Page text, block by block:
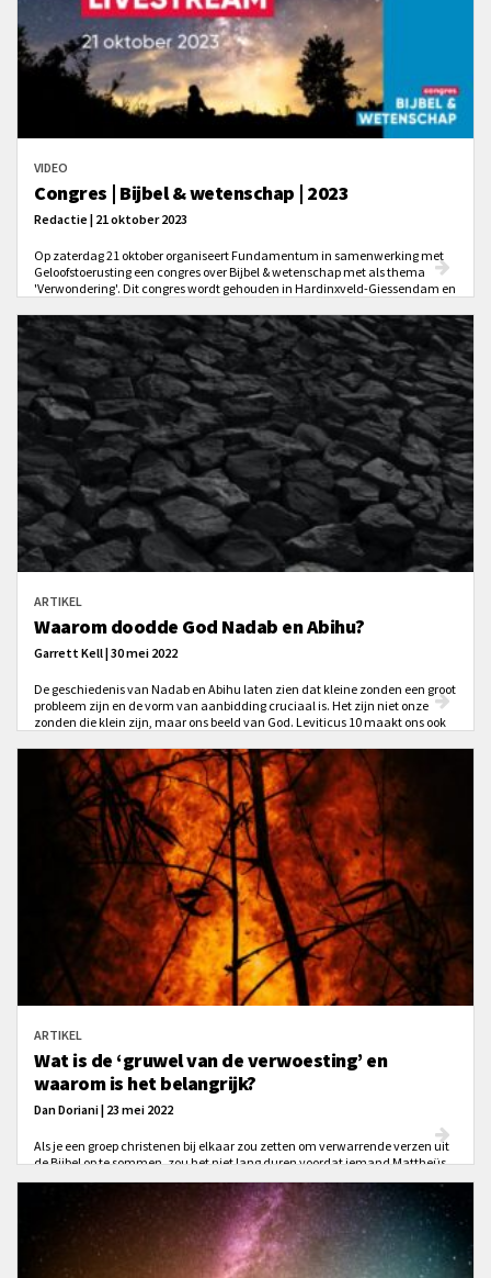
VIDEO
Congres | Bijbel & wetenschap | 2023
Redactie | 21 oktober 2023
Op zaterdag 21 oktober organiseert Fundamentum in samenwerking met
Geloofstoerusting een congres over Bijbel & wetenschap met als thema
'Verwondering'. Dit congres wordt gehouden in Hardinxveld-Giessendam en
ARTIKEL
Waarom doodde God Nadab en Abihu?
Garrett Kell | 30 mei 2022
De geschiedenis van Nadab en Abihu laten zien dat kleine zonden een groot
probleem zijn en de vorm van aanbidding cruciaal is. Het zijn niet onze
zonden die klein zijn, maar ons beeld van God. Leviticus 10 maakt ons ook
... hebben ... Jezus ... nodig!
ARTIKEL
Wat is de ‘gruwel van de verwoesting’ en
waarom is het belangrijk?
Dan Doriani | 23 mei 2022
Als je een groep christenen bij elkaar zou zetten om verwarrende verzen uit
de Bijbel op te sommen, zou het niet lang duren voordat iemand Mattheüs
gesproken is door de profeet Daniël, zult zien staan op de heilige plaats - laat
hij die het leest, daarop letten! - laten dan zij die in Judea zijn, vluchten
naar de bergen.’ Welke bijbellezer krijgt bij het lezen géén vragen?!